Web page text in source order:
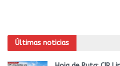
Últimas noticias